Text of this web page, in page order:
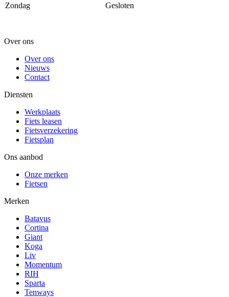
Zondag
Gesloten
Over ons
Over ons
Nieuws
Contact
Diensten
Werkplaats
Fiets leasen
Fietsverzekering
Fietsplan
Ons aanbod
Onze merken
Fietsen
Merken
Batavus
Cortina
Giant
Koga
Liv
Momentum
RIH
Sparta
Tenways